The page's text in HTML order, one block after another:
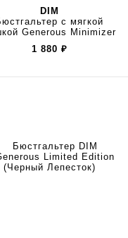
DIM
с мягкой
Generous Minimizer
1 880 ₽